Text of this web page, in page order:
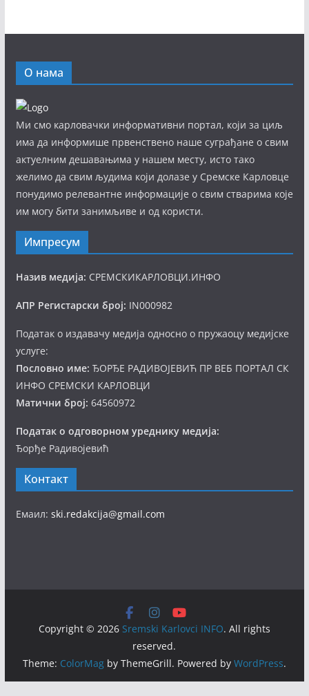
О нама
Ми смо карловачки информативни портал, који за циљ
има да информише првенствено наше суграђане о свим
актуелним дешавањима у нашем месту, исто тако
желимо да свим људима који долазе у Сремске Карловце
понудимо релевантне информације о свим стварима које
им могу бити занимљиве и од користи.
Импресум
Назив медија: СРЕМСКИКАРЛОВЦИ.ИНФО
АПР Регистарски број: IN000982
Податак о издавачу медија односно о пружаоцу медијске
услуге:
Пословно име: ЂОРЂЕ РАДИВОЈЕВИЋ ПР ВЕБ ПОРТАЛ СК
ИНФО СРЕМСКИ КАРЛОВЦИ
Матични број: 64560972
Податак о одговорном уреднику медија:
Ђорђе Радивојевић
Контакт
Емаил: ski.redakcija@gmail.com
Copyright © 2026 Sremski Karlovci INFO. All rights
reserved.
Theme: ColorMagby ThemeGrill. Powered by WordPress.